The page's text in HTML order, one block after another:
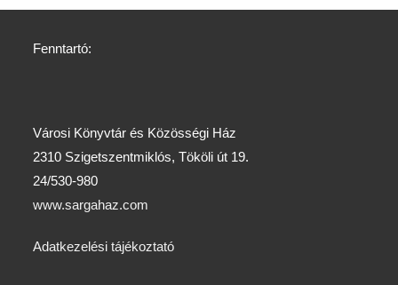
Fenntartó:
Városi Könyvtár és Közösségi Ház
2310 Szigetszentmiklós, Tököli út 19.
24/530-980
www.sargahaz.com
Adatkezelési tájékoztató